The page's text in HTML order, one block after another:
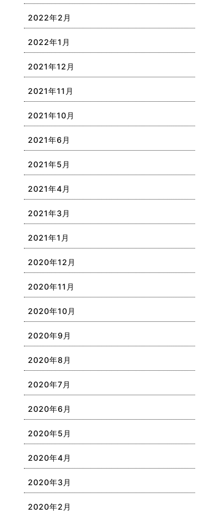
2022年2月
2022年1月
2021年12月
2021年11月
2021年10月
2021年6月
2021年5月
2021年4月
2021年3月
2021年1月
2020年12月
2020年11月
2020年10月
2020年9月
2020年8月
2020年7月
2020年6月
2020年5月
2020年4月
2020年3月
2020年2月